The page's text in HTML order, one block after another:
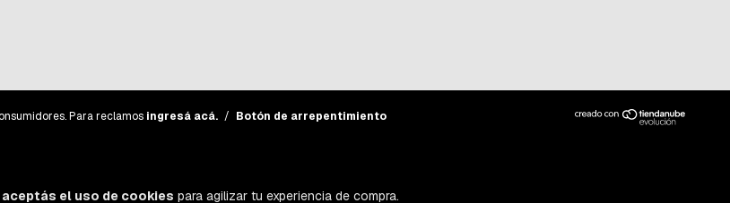
aceptás el uso de cookies para agilizar tu experiencia de compra.
Para reclamos ingresá acá. / Botón de arrepentimiento